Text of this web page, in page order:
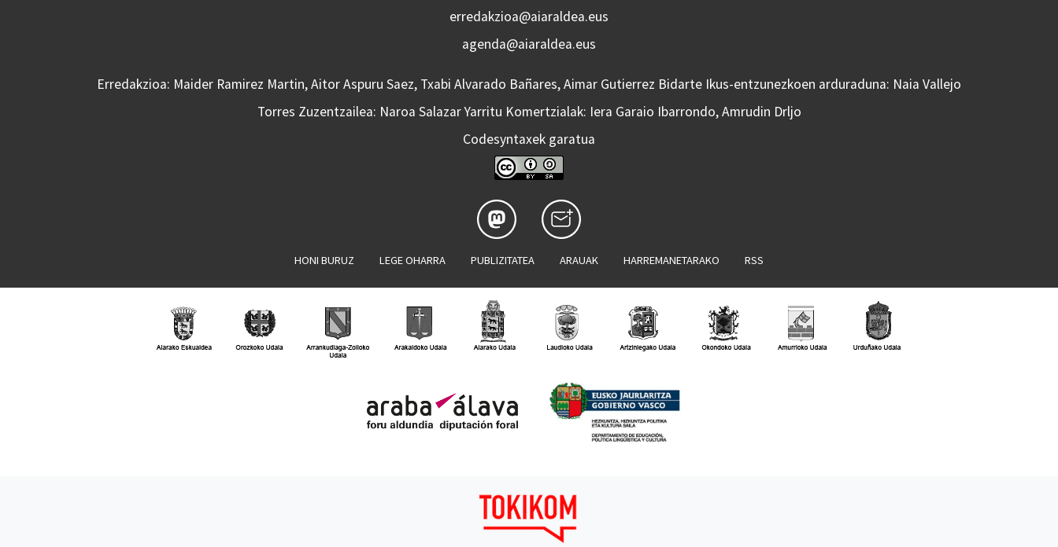
erredakzioa@aiaraldea.eus
agenda@aiaraldea.eus
Erredakzioa: Maider Ramirez Martin, Aitor Aspuru Saez, Txabi Alvarado Bañares, Aimar Gutierrez Bidarte Ikus-entzunezkoen arduraduna: Naia Vallejo
Torres Zuzentzailea: Naroa Salazar Yarritu Komertzialak: Iera Garaio Ibarrondo, Amrudin Drljo
Codesyntaxek garatua
HONI BURUZ LEGE OHARRA PUBLIZITATEA ARAUAK HARREMANETARAKO RSS